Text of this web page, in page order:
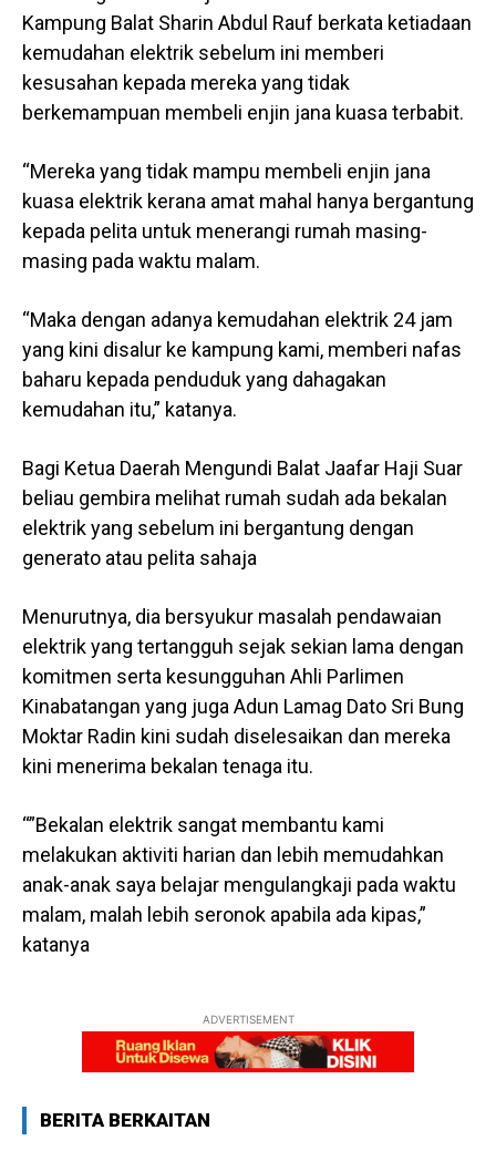
Kampung Balat Sharin Abdul Rauf berkata ketiadaan
kemudahan elektrik sebelum ini memberi
kesusahan kepada mereka yang tidak
berkemampuan membeli enjin jana kuasa terbabit.
“Mereka yang tidak mampu membeli enjin jana
kuasa elektrik kerana amat mahal hanya bergantung
kepada pelita untuk menerangi rumah masing-
masing pada waktu malam.
“Maka dengan adanya kemudahan elektrik 24 jam
yang kini disalur ke kampung kami, memberi nafas
baharu kepada penduduk yang dahagakan
kemudahan itu,” katanya.
Bagi Ketua Daerah Mengundi Balat Jaafar Haji Suar
beliau gembira melihat rumah sudah ada bekalan
elektrik yang sebelum ini bergantung dengan
generato atau pelita sahaja
Menurutnya, dia bersyukur masalah pendawaian
elektrik yang tertangguh sejak sekian lama dengan
komitmen serta kesungguhan Ahli Parlimen
Kinabatangan yang juga Adun Lamag Dato Sri Bung
Moktar Radin kini sudah diselesaikan dan mereka
kini menerima bekalan tenaga itu.
“”Bekalan elektrik sangat membantu kami
melakukan aktiviti harian dan lebih memudahkan
anak-anak saya belajar mengulangkaji pada waktu
malam, malah lebih seronok apabila ada kipas,”
katanya
ADVERTISEMENT
BERITA BERKAITAN